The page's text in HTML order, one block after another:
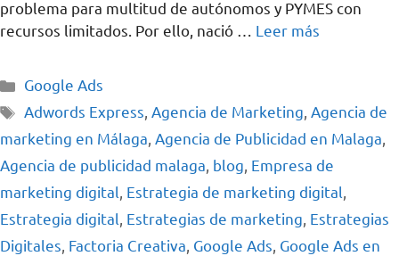
problema para multitud de autónomos y PYMES con
recursos limitados. Por ello, nació … Leer más
Google Ads
Adwords Express,Agencia de Marketing,Agencia de
marketing en Málaga, Agencia de Publicidad en Malaga,
Agencia de publicidad malaga, blog, Empresa de
marketing digital, Estrategia de marketing digital,
Estrategia digital, Estrategias de marketing, Estrategias
Digitales, Factoria Creativa, Google Ads, Google Ads en